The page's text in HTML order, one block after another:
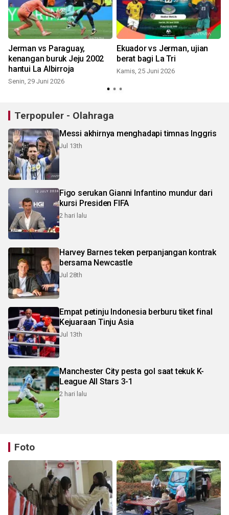
Jerman vs Paraguay,
kenangan buruk Jeju 2002
hantui La Albirroja
Senin, 29 Juni 2026
Ekuador vs Jerman, ujian
berat bagi La Tri
Kamis, 25 Juni 2026
Terpopuler - Olahraga
Messi akhirnya menghadapi timnas Inggris
Jul 13th
Figo serukan Gianni Infantino mundur dari
kursi Presiden FIFA
2 hari lalu
Harvey Barnes teken perpanjangan kontrak
bersama Newcastle
Jul 28th
Empat petinju Indonesia berburu tiket final
Kejuaraan Tinju Asia
Jul 13th
Manchester City pesta gol saat tekuk K-
League All Stars 3-1
2 hari lalu
Foto